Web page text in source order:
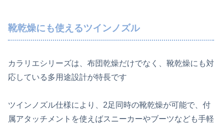
靴乾燥にも使えるツインノズル
カラリエシリーズは、布団乾燥だけでなく、靴乾燥にも対
応している多用途設計が特長です
ツインノズル仕様により、2足同時の靴乾燥が可能で、付
属アタッチメントを使えばスニーカーやブーツなども手軽